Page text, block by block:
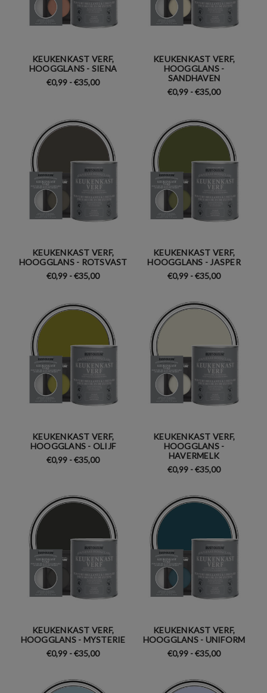
KEUKENKAST VERF,
HOOGGLANS - SIENA
€0,99 - €35,00
KEUKENKAST VERF,
HOOGGLANS -
SANDHAVEN
€0,99 - €35,00
KEUKENKAST VERF,
HOOGGLANS - ROTSVAST
€0,99 - €35,00
KEUKENKAST VERF,
HOOGGLANS - JASPER
€0,99 - €35,00
KEUKENKAST VERF,
HOOGGLANS - OLIJF
€0,99 - €35,00
KEUKENKAST VERF,
HOOGGLANS -
HAVERMELK
€0,99 - €35,00
KEUKENKAST VERF,
HOOGGLANS - MYSTERIE
€0,99 - €35,00
KEUKENKAST VERF,
HOOGGLANS - UNIFORM
€0,99 - €35,00